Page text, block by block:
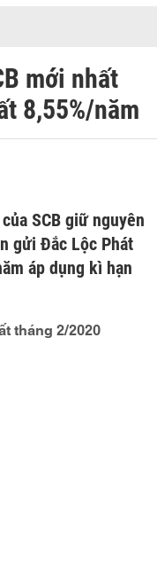
mới nhất
8,55%/năm
SCB giữ nguyên
gửi Đắc Lộc Phát
áp dụng kì hạn
tháng 2/2020